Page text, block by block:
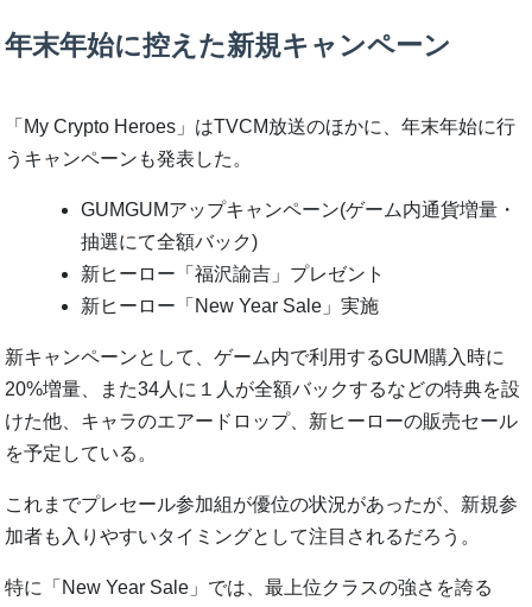
年末年始に控えた新規キャンペーン
「My Crypto Heroes」はTVCM放送のほかに、年末年始に行
うキャンペーンも発表した。
GUMGUMアップキャンペーン(ゲーム内通貨増量・
抽選にて全額バック)
新ヒーロー「福沢諭吉」プレゼント
新ヒーロー「New Year Sale」実施
新キャンペーンとして、ゲーム内で利用するGUM購入時に
20%増量、また34人に１人が全額バックするなどの特典を設
けた他、キャラのエアードロップ、新ヒーローの販売セール
を予定している。
これまでプレセール参加組が優位の状況があったが、新規参
加者も入りやすいタイミングとして注目されるだろう。
特に「New Year Sale」では、最上位クラスの強さを誇る